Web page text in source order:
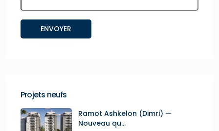
Projets neufs
Ramot Ashkelon (Dimri) —
Nouveau qu...